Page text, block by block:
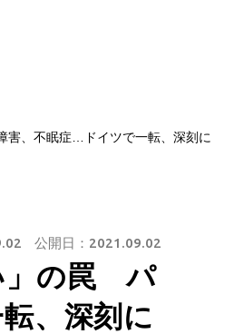
害、不眠症…ドイツで一転、深刻に
」の罠 パ
、深刻に
公開日： 2021.09.02